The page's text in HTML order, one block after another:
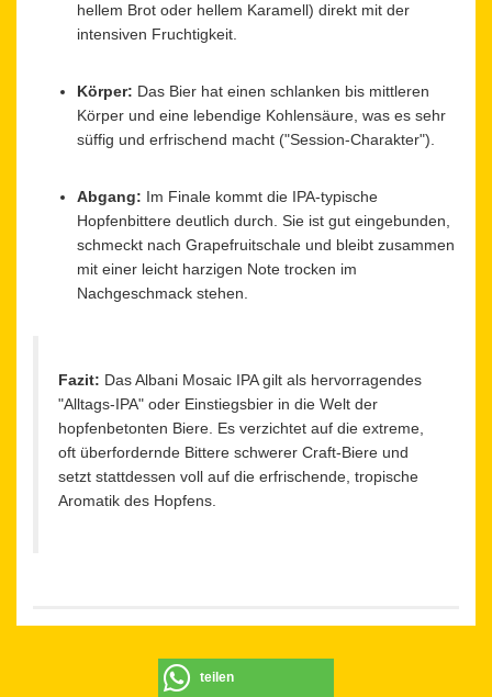
hellem Brot oder hellem Karamell) direkt mit der
intensiven Fruchtigkeit.
Körper: Das Bier hat einen schlanken bis mittleren
Körper und eine lebendige Kohlensäure, was es sehr
süffig und erfrischend macht ("Session-Charakter").
Abgang: Im Finale kommt die IPA-typische
Hopfenbittere deutlich durch. Sie ist gut eingebunden,
schmeckt nach Grapefruitschale und bleibt zusammen
mit einer leicht harzigen Note trocken im
Nachgeschmack stehen.
Fazit: Das Albani Mosaic IPA gilt als hervorragendes
"Alltags-IPA" oder Einstiegsbier in die Welt der
hopfenbetonten Biere. Es verzichtet auf die extreme,
oft überfordernde Bittere schwerer Craft-Biere und
setzt stattdessen voll auf die erfrischende, tropische
Aromatik des Hopfens.
teilen